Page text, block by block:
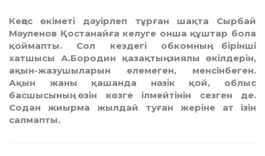
Кеңес өкіметі дәуірлеп тұрған шақта Сырбай
Мәуленов Қостанайға келуге онша құштар бола
қоймапты. Сол кездегі обкомның бірінші
хатшысы А.Бородин қазақтың зиялы өкілдерін,
ақын-жазушыларын елемеген, менсінбеген.
Ақын жаны қашанда нәзік қой, облыс
басшысының өзін көзге ілмейтінін сезген де.
Содан жиырма жылдай туған жеріне ат ізін
салмапты.